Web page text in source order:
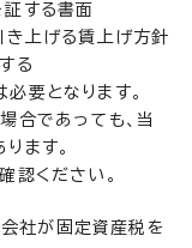
する書面
上げる賃上げ方針
る
要となります。
合であっても、当
ます。
認ください。
会社が固定資産税を